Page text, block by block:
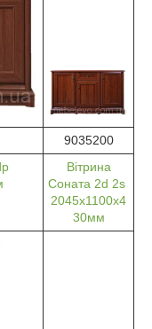
9035200
Вітрина
Соната 2d 2s
2045х1100х4
30мм